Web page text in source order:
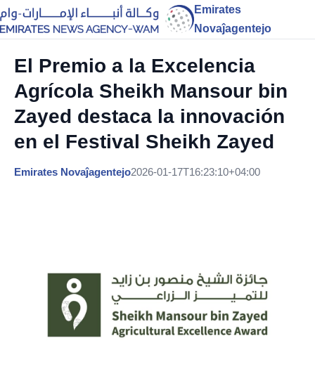
Emirates
Novaĵagentejo
El Premio a la Excelencia
Agrícola Sheikh Mansour bin
Zayed destaca la innovación
en el Festival Sheikh Zayed
Emirates Novaĵagentejo2026-01-17T16:23:10+04:00